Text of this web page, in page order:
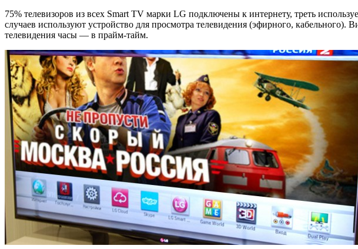
75% телевизоров из всех Smart TV марки LG подключены к интернету, треть
случаев используют устройство для просмотра телевидения (эфирного,
телевидения часы — в прайм-тайм.